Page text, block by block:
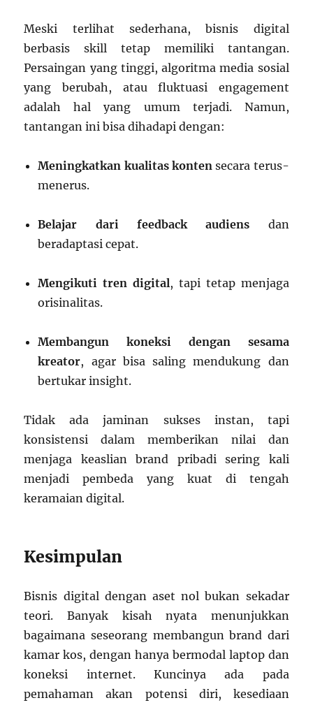
Meski terlihat sederhana, bisnis digital
berbasis skill tetap memiliki tantangan.
Persaingan yang tinggi, algoritma media sosial
yang berubah, atau fluktuasi engagement
adalah hal yang umum terjadi. Namun,
tantangan ini bisa dihadapi dengan:
Meningkatkan kualitas konten secara terus-
menerus.
Belajar dari feedback audiens dan
beradaptasi cepat.
Mengikuti tren digital, tapi tetap menjaga
orisinalitas.
Membangun koneksi dengan sesama
kreator, agar bisa saling mendukung dan
bertukar insight.
Tidak ada jaminan sukses instan, tapi
konsistensi dalam memberikan nilai dan
menjaga keaslian brand pribadi sering kali
menjadi pembeda yang kuat di tengah
keramaian digital.
Kesimpulan
Bisnis digital dengan aset nol bukan sekadar
teori. Banyak kisah nyata menunjukkan
bagaimana seseorang membangun brand dari
kamar kos, dengan hanya bermodal laptop dan
koneksi internet. Kuncinya ada pada
pemahaman akan potensi diri, kesediaan